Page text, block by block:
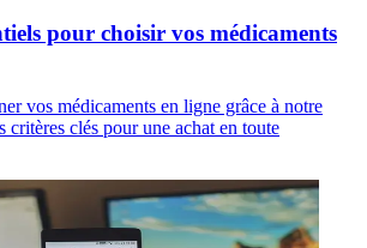
pour choisir vos médicaments
vos médicaments en ligne grâce à notre
critères clés pour une achat en toute